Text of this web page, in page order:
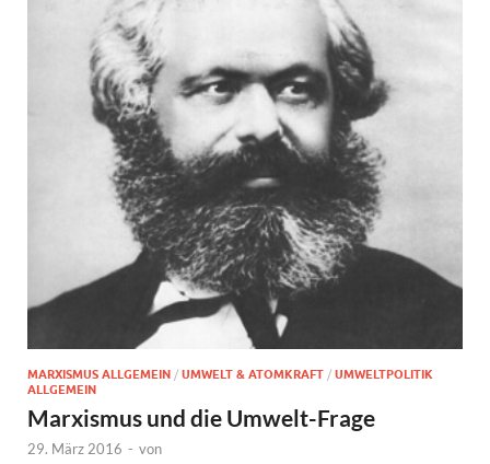
MARXISMUS ALLGEMEIN / UMWELT & ATOMKRAFT / UMWELTPOLITIK
ALLGEMEIN
Marxismus und die Umwelt-Frage
29. März 2016 - von